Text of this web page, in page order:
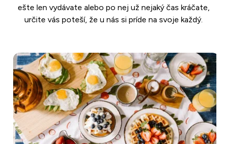
ešte len vydávate alebo po nej už nejaký čas kráčate,
určite vás poteší, že u nás si príde na svoje každý.